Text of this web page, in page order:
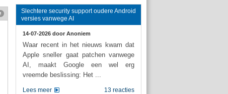
Slechtere security support oudere Android
versies vanwege AI
14-07-2026 door Anoniem
Waar recent in het nieuws kwam dat
Apple sneller gaat patchen vanwege
AI, maakt Google een wel erg
vreemde beslissing: Het ...
13 reacties
Lees meer